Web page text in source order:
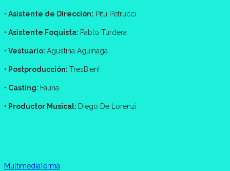
• Asistente de Dirección: Pitu Petrucci
• Asistente Foquista: Pablo Turdera
• Vestuario: Agustina Aguinaga
• Postproducción: TresBien!
• Casting: Fauna
• Productor Musical: Diego De Lorenzi
MultimediaTerma